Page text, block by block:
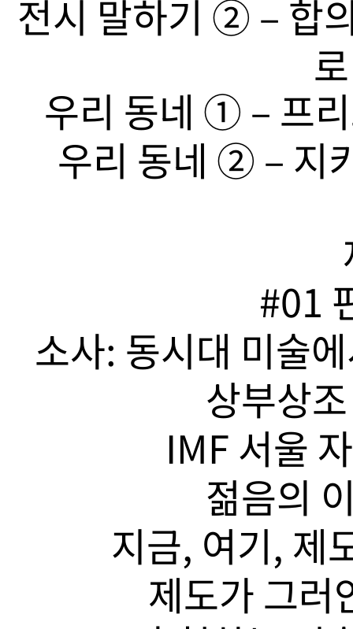
전시 말하기 ➁ – 합
우리 동네 ➀ – 프
우리 동네 ➁ – 지
#01
소사: 동시대 미술
상부상
IMF 서울
젊음의
지금, 여기, 제
제도가 그러